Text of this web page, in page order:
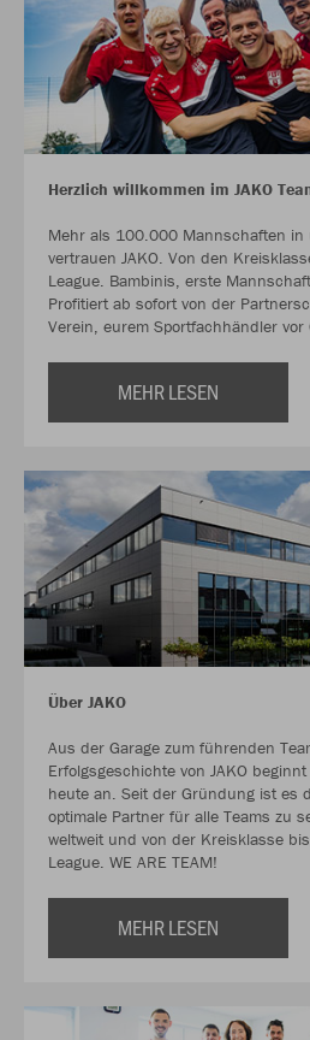
Herzlich willkommen im JAKO
Mehr als 100.000 Mannschaften
vertrauen JAKO. Von den
League. Bambinis, erste
Profitiert ab sofort von der
Verein, eurem Sportfachhändler vor
MEHR LESEN
Über JAKO
Aus der Garage zum führenden
Erfolgsgeschichte von JAKO
heute an. Seit der Gründung ist es
optimale Partner für alle Teams zu
weltweit und von der Kreisklasse
League. WE ARE TEAM!
MEHR LESEN